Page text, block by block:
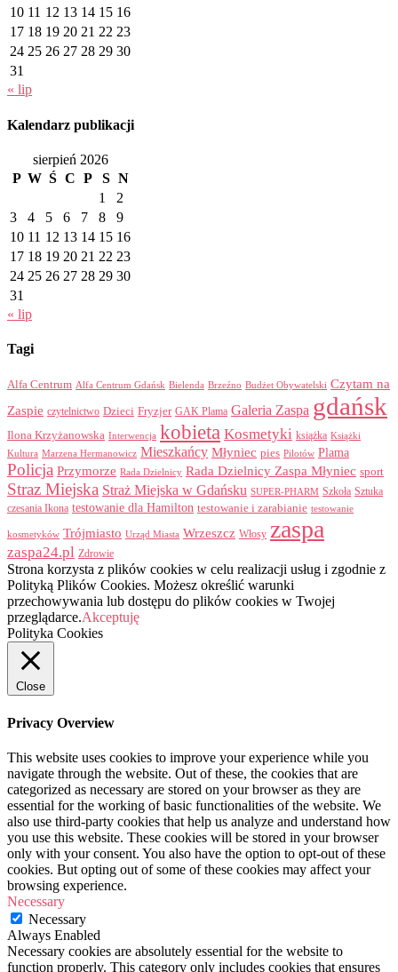
10 11 12 13 14 15 16
17 18 19 20 21 22 23
24 25 26 27 28 29 30
31
« lip
Kalendarz publikacji
sierpień 2026
P W Ś C P S N
1
2
3
4 5 6 7 8
9
10 11 12 13 14 15 16
17 18 19 20 21 22 23
24 25 26 27 28 29 30
31
« lip
Tagi
Alfa Centrum Alfa Centrum Gdańsk Bielenda Brzeźno Budżet Obywatelski Czytam na
Zaspie czytelnictwo Dzieci Fryzjer GAK Plama Galeria Zaspa gdańsk
Ilona Krzyżanowska Interwencja kobieta Kosmetyki książka Książki
Kultura Marzena Hermanowicz Mieszkańcy Młyniec pies Pilotów Plama
Policja Przymorze Rada Dzielnicy Rada Dzielnicy Zaspa Młyniec sport
Straz Miejska Straż Miejska w Gdańsku SUPER-PHARM Szkoła Sztuka
czesania Ikona testowanie dla Hamilton testowanie i zarabianie testowanie
kosmetyków Trójmiasto Urząd Miasta Wrzeszcz Włosy zaspa
zaspa24.pl Zdrowie
Strona korzysta z plików cookies w celu realizacji usług i zgodnie z
Polityką Plików Cookies. Możesz określić warunki
przechowywania lub dostępu do plików cookies w Twojej
przeglądarce.Akceptuję
Polityka Cookies
Close
Privacy Overview
This website uses cookies to improve your experience while you
navigate through the website. Out of these, the cookies that are
categorized as necessary are stored on your browser as they are
essential for the working of basic functionalities of the website. We
also use third-party cookies that help us analyze and understand how
you use this website. These cookies will be stored in your browser
only with your consent. You also have the option to opt-out of these
cookies. But opting out of some of these cookies may affect your
browsing experience.
Necessary
Necessary
Always Enabled
Necessary cookies are absolutely essential for the website to
function properly. This category only includes cookies that ensures